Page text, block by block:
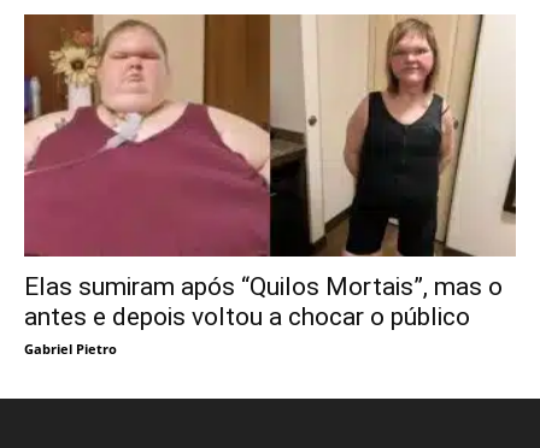
Elas sumiram após “Quilos Mortais”, mas o
antes e depois voltou a chocar o público
Gabriel Pietro